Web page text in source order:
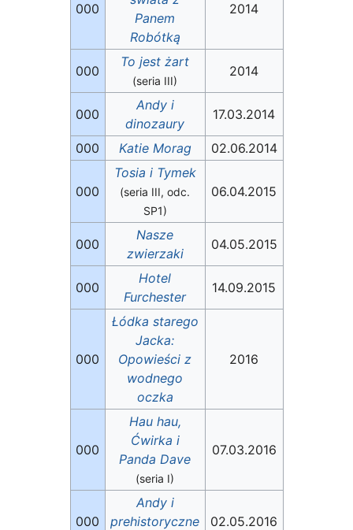
000
Panem
Robótką
2014
000
To jest żart
(seria III)
2014
000
Andy i
dinozaury
17.03.2014
000 Katie Morag 02.06.2014
000
Tosia i Tymek
(seria III, odc.
SP1)
06.04.2015
000
Nasze
zwierzaki
04.05.2015
000
Hotel
Furchester
14.09.2015
000
Łódka starego
Jacka:
Opowieści z
wodnego
oczka
2016
000
Hau hau,
Ćwirka i
Panda Dave
(seria I)
07.03.2016
000
Andy i
prehistoryczne
02.05.2016